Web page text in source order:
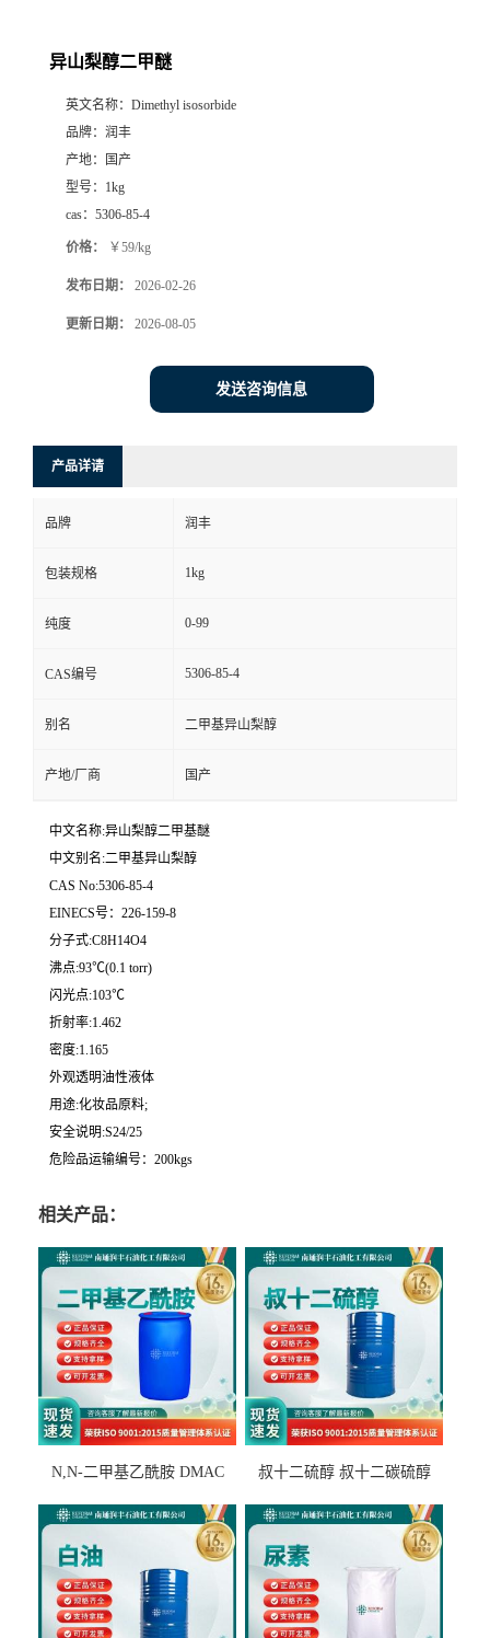
异山梨醇二甲醚
英文名称： Dimethyl isosorbide
品牌： 润丰
产地：
国产
型号： 1kg
cas： 5306-85-4
价格： ￥59/kg
发布日期： 2026-02-26
更新日期： 2026-08-05
发送咨询信息
产品详请
品牌 润丰
包装规格 1kg
纯度 0-99
CAS编号 5306-85-4
别名 二甲基异山梨醇
产地/厂商 国产
中文名称:异山梨醇二甲基醚
中文别名:二甲基异山梨醇
CAS No:5306-85-4
EINECS号：226-159-8
分子式:C8H14O4
沸点:93℃(0.1 torr)
闪光点:103℃
折射率:1.462
密度:1.165
外观透明油性液体
用途:化妆品原料;
安全说明:S24/25
危险品运输编号：200kgs
相关产品：
N,N-二甲基乙酰胺 DMAC
叔十二硫醇 叔十二碳硫醇